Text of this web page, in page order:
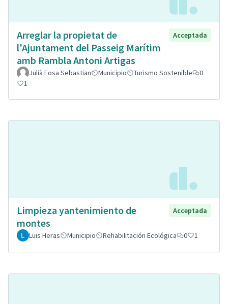
Arreglar la propietat de
l'Ajuntament del Passeig Marítim
amb Rambla Antoni Artigas
Acceptada
Julià Fosa Sebastian Municipio Turismo Sostenible
0
1
Limpieza yantenimiento de
montes
Acceptada
Luis Heras Municipio Rehabilitación Ecológica 0 1